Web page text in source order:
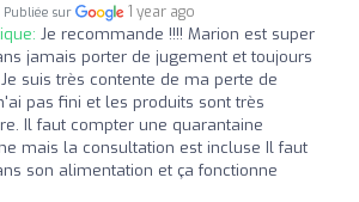
Publiée sur 1 year ago
Je recommande !!!! Marion est super
jamais porter de jugement et toujours
suis très contente de ma perte de
pas fini et les produits sont très
Il faut compter une quarantaine
mais la consultation est incluse Il faut
son alimentation et ça fonctionne